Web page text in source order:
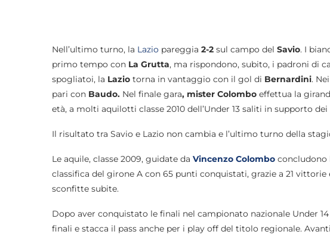
Nell’ultimo turno, la Lazio pareggia 2-2 sul campo del Savio. I
primo tempo con La Grutta, ma rispondono, subito, i padroni di
spogliatoi, la Lazio torna in vantaggio con il gol di Bernardini.
pari con Baudo. Nel finale gara, mister Colombo effettua la
età, a molti aquilotti classe 2010 dell’Under 13 saliti in supporto
Il risultato tra Savio e Lazio non cambia e l’ultimo turno della
Le aquile, classe 2009, guidate da Vincenzo Colombo concludono
classifica del girone A con 65 punti conquistati, grazie a 21
sconfitte subite.
Dopo aver conquistato le finali nel campionato nazionale Under
finali e stacca il pass anche per i play off del titolo regionale.